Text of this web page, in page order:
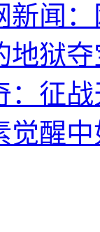
新闻
地狱
：征
觉醒